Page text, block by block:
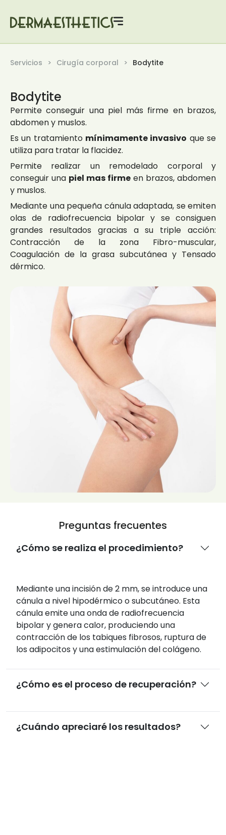
Servicios Cirugía corporal Bodytite
Bodytite
Permite conseguir una piel más firme en brazos,
abdomen y muslos.
Es un tratamiento mínimamente invasivo que se
utiliza para tratar la flacidez.
Permite realizar un remodelado corporal y
conseguir una piel mas firme en brazos, abdomen
y muslos.
Mediante una pequeña cánula adaptada, se emiten
olas de radiofrecuencia bipolar y se consiguen
grandes resultados gracias a su triple acción:
Contracción de la zona Fibro-muscular,
Coagulación de la grasa subcutánea y Tensado
dérmico.
Preguntas frecuentes
¿Cómo se realiza el procedimiento?
Mediante una incisión de 2 mm, se introduce una
cánula a nivel hipodérmico o subcutáneo. Esta
cánula emite una onda de radiofrecuencia
bipolar y genera calor, produciendo una
contracción de los tabiques fibrosos, ruptura de
los adipocitos y una estimulación del colágeno.
¿Cómo es el proceso de recuperación?
¿Cuándo apreciaré los resultados?